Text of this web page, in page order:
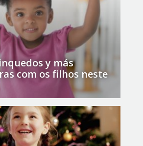
y más
com os filhos neste